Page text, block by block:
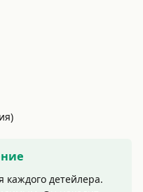
каждого детейлера.